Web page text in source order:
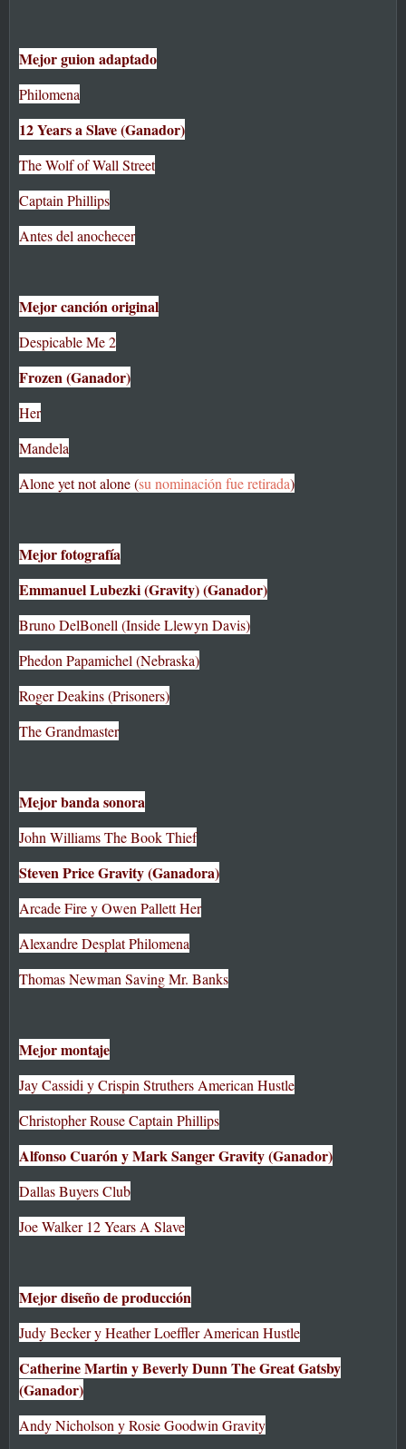
Mejor guion adaptado
Philomena
12 Years a Slave (Ganador)
The Wolf of Wall Street
Captain Phillips
Antes del anochecer
Mejor canción original
Despicable Me 2
Frozen (Ganador)
Her
Mandela
Alone yet not alone (su nominación fue retirada)
Mejor fotografía
Emmanuel Lubezki (Gravity) (Ganador)
Bruno DelBonell (Inside Llewyn Davis)
Phedon Papamichel (Nebraska)
Roger Deakins (Prisoners)
The Grandmaster
Mejor banda sonora
John Williams The Book Thief
Steven Price Gravity (Ganadora)
Arcade Fire y Owen Pallett Her
Alexandre Desplat Philomena
Thomas Newman Saving Mr. Banks
Mejor montaje
Jay Cassidi y Crispin Struthers American Hustle
Christopher Rouse Captain Phillips
Alfonso Cuarón y Mark Sanger Gravity (Ganador)
Dallas Buyers Club
Joe Walker 12 Years A Slave
Mejor diseño de producción
Judy Becker y Heather Loeffler American Hustle
Catherine Martin y Beverly Dunn The Great Gatsby
(Ganador)
Andy Nicholson y Rosie Goodwin Gravity